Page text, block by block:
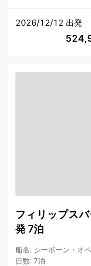
2026/12/12 出発
フィリップス
発 7泊
船名: シーボーン・オ
日数: 7泊